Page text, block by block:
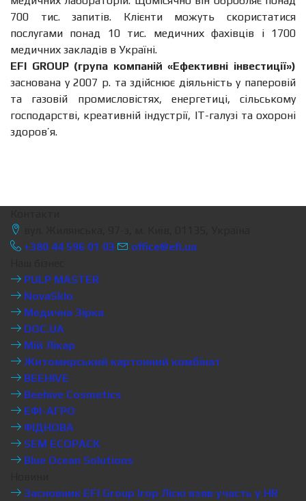
700 тис. запитів. Клієнти можуть скористатися
послугами понад 10 тис. медичних фахівців і 1700
медичних закладів в Україні.
EFI GROUP (група компаній «Ефективні інвестиції»)
заснована у 2007 р. та здійснює діяльність у паперовій
та газовій промисловістях, енергетиці, сільському
господарстві, креативній індустрії, IT-галузі та охороні
здоров’я.
+380 44 596 01 03
office@efi.ua
PULP MASTER
NovaSklo
Медична Зірка
DOC.UA
Мій Лікар
Житомирський картонний комбінат
BEEHIVE
Beehive Cosmetics
ЕФІ-АГРО
ФІДНОВА
SEM ECOPACK
Blue Ocean Solutions
Засновник EFI Group Ігор Ліскі взяв участь у HR